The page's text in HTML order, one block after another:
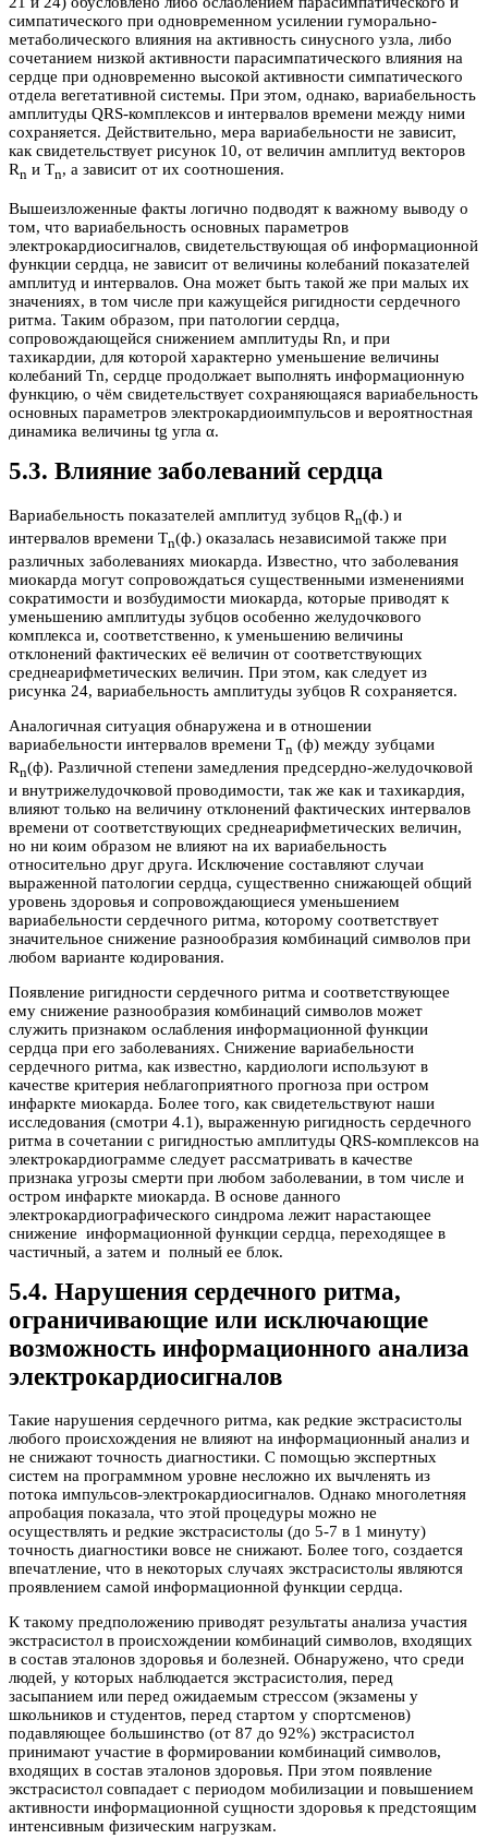
симпатического при одновременном усилении гуморально-
метаболического влияния на активность синусного узла, либо
сочетанием низкой активности парасимпатического влияния на
сердце при одновременно высокой активности симпатического
отдела вегетативной системы. При этом, однако, вариабельность
амплитуды QRS-комплексов и интервалов времени между ними
сохраняется. Действительно, мера вариабельности не зависит,
как свидетельствует рисунок 10, от величин амплитуд векторов
Rn и Tn, а зависит от их соотношения.
Вышеизложенные факты логично подводят к важному выводу о
том, что вариабельность основных параметров
электрокардиосигналов, свидетельствующая об информационной
функции сердца, не зависит от величины колебаний показателей
амплитуд и интервалов. Она может быть такой же при малых их
значениях, в том числе при кажущейся ригидности сердечного
ритма. Таким образом, при патологии сердца,
сопровождающейся снижением амплитуды Rn, и при
тахикардии, для которой характерно уменьшение величины
колебаний Tn, сердце продолжает выполнять информационную
функцию, о чём свидетельствует сохраняющаяся вариабельность
основных параметров электрокардиоимпульсов и вероятностная
динамика величины tg угла α.
5.3. Влияние заболеваний сердца
Вариабельность показателей амплитуд зубцов Rn(ф.) и
интервалов времени Tn(ф.) оказалась независимой также при
различных заболеваниях миокарда. Известно, что заболевания
миокарда могут сопровождаться существенными изменениями
сократимости и возбудимости миокарда, которые приводят к
уменьшению амплитуды зубцов особенно желудочкового
комплекса и, соответственно, к уменьшению величины
отклонений фактических её величин от соответствующих
среднеарифметических величин. При этом, как следует из
рисунка 24, вариабельность амплитуды зубцов R сохраняется.
Аналогичная ситуация обнаружена и в отношении
вариабельности интервалов времени Tn (ф) между зубцами
Rn(ф). Различной степени замедления предсердно-желудочковой
и внутрижелудочковой проводимости, так же как и тахикардия,
влияют только на величину отклонений фактических интервалов
времени от соответствующих среднеарифметических величин,
но ни коим образом не влияют на их вариабельность
относительно друг друга. Исключение составляют случаи
выраженной патологии сердца, существенно снижающей общий
уровень здоровья и сопровождающиеся уменьшением
вариабельности сердечного ритма, которому соответствует
значительное снижение разнообразия комбинаций символов при
любом варианте кодирования.
Появление ригидности сердечного ритма и соответствующее
ему снижение разнообразия комбинаций символов может
служить признаком ослабления информационной функции
сердца при его заболеваниях. Снижение вариабельности
сердечного ритма, как известно, кардиологи используют в
качестве критерия неблагоприятного прогноза при остром
инфаркте миокарда. Более того, как свидетельствуют наши
исследования (смотри 4.1), выраженную ригидность сердечного
ритма в сочетании с ригидностью амплитуды QRS-комплексов на
электрокардиограмме следует рассматривать в качестве
признака угрозы смерти при любом заболевании, в том числе и
остром инфаркте миокарда. В основе данного
электрокардиографического синдрома лежит нарастающее
снижение информационной функции сердца, переходящее в
частичный, а затем и полный ее блок.
5.4. Нарушения сердечного ритма,
ограничивающие или исключающие
возможность информационного анализа
электрокардиосигналов
Такие нарушения сердечного ритма, как редкие экстрасистолы
любого происхождения не влияют на информационный анализ и
не снижают точность диагностики. С помощью экспертных
систем на программном уровне несложно их вычленять из
потока импульсов-электрокардиосигналов. Однако многолетняя
апробация показала, что этой процедуры можно не
осуществлять и редкие экстрасистолы (до 5-7 в 1 минуту)
точность диагностики вовсе не снижают. Более того, создается
впечатление, что в некоторых случаях экстрасистолы являются
проявлением самой информационной функции сердца.
К такому предположению приводят результаты анализа участия
экстрасистол в происхождении комбинаций символов, входящих
в состав эталонов здоровья и болезней. Обнаружено, что среди
людей, у которых наблюдается экстрасистолия, перед
засыпанием или перед ожидаемым стрессом (экзамены у
школьников и студентов, перед стартом у спортсменов)
подавляющее большинство (от 87 до 92%) экстрасистол
принимают участие в формировании комбинаций символов,
входящих в состав эталонов здоровья. При этом появление
экстрасистол совпадает с периодом мобилизации и повышением
активности информационной сущности здоровья к предстоящим
интенсивным физическим нагрузкам.